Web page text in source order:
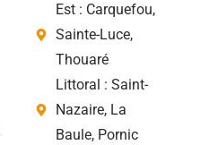
Est : Carquefou,
Sainte-Luce,
Thouaré
Littoral : Saint-
Nazaire, La
Baule, Pornic